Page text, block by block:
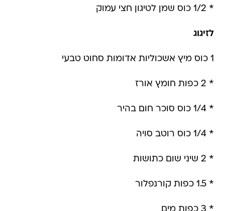
* 1/2 כוס שמן לטיגון חצי עמוק
לזיגוג
1 כוס מיץ אשכוליות אדומות סחוט טבעי
* 2 כפות חומץ אורז
* 1/4 כוס סוכר חום בהיר
* 1/4 כוס רוטב סויה
* 2 שיני שום כתושות
* 1.5 כפות קורנפלור